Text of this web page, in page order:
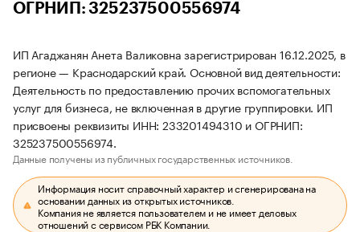
ОГРНИП: 325237500556974
ИП Агаджанян Анета Валиковна зарегистрирован 16.12.2025, в
регионе — Краснодарский край. Основной вид деятельности:
Деятельность по предоставлению прочих вспомогательных
услуг для бизнеса, не включенная в другие группировки. ИП
присвоены реквизиты ИНН: 233201494310 и ОГРНИП:
325237500556974.
Данные получены из публичных государственных источников.
Информация носит справочный характер и сгенерирована на
основании данных из открытых источников.
Компания не является пользователем и не имеет деловых
отношений с сервисом РБК Компании.